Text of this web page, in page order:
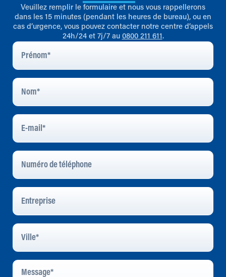
Veuillez remplir le formulaire et nous vous rappellerons
dans les 15 minutes (pendant les heures de bureau), ou en
cas d’urgence, vous pouvez contacter notre centre d’appels
24h/24 et 7j/7 au 0800 211 611.
Prénom
Nom
E-
Mail*
Numéro
Téléphone
Entreprise
Ville
Message